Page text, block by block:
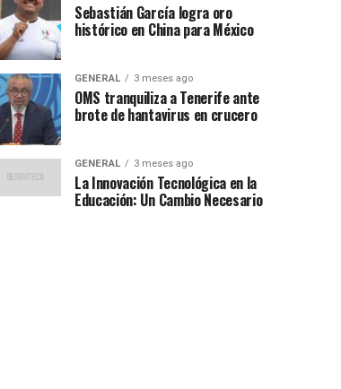
Sebastián García logra oro
histórico en China para México
GENERAL 3 meses ago
OMS tranquiliza a Tenerife ante
brote de hantavirus en crucero
GENERAL 3 meses ago
La Innovación Tecnológica en la
Educación: Un Cambio Necesario